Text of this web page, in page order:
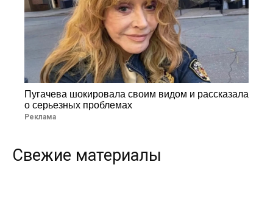
Пугачева шокировала своим видом и рассказала
о серьезных проблемах
Реклама
Свежие материалы